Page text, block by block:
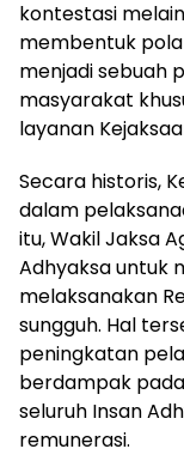
kontestasi
membentuk
menjadi sebuah
masyarakat
layanan
Secara historis,
dalam
itu, Wakil Jaksa
Adhyaksa untuk
melaksanakan
sungguh. Hal
peningkatan
berdampak
seluruh Insan
remunerasi.